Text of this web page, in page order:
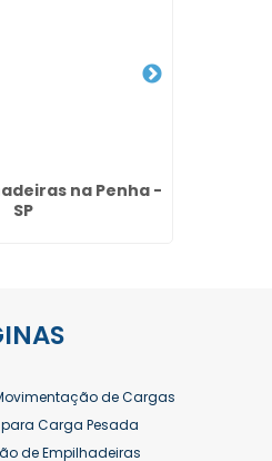
na Penha -
SP
de Cargas
Carga Pesada
de Empilhadeiras